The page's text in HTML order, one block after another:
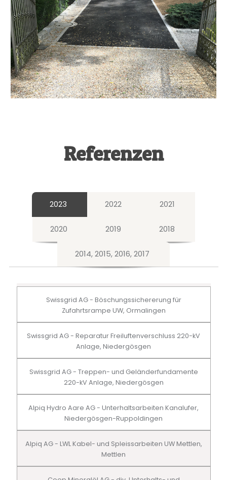
Referenzen
2023 2022 2021
2020 2019 2018
2014, 2015, 2016, 2017
Swissgrid AG - Böschungssichererung für
Zufahrtsrampe UW, Ormalingen
Swissgrid AG - Reparatur Freiluftenverschluss 220-kV
Anlage, Niedergösgen
Swissgrid AG - Treppen- und Geländerfundamente
220-kV Anlage, Niedergösgen
Alpiq Hydro Aare AG - Unterhaltsarbeiten Kanalufer,
Niedergösgen-Ruppoldingen
Alpiq AG - LWL Kabel- und Spleissarbeiten UW Mettlen,
Mettlen